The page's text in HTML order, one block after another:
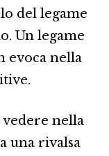
del legame
Un legame
evoca nella
nella
una rivalsa